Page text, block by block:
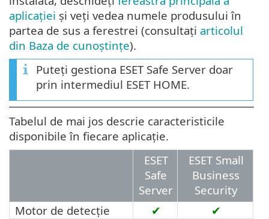
aplicației și veți vedea numele produsului în
partea de sus a ferestrei (consultați articolul
din Baza de cunoștințe).
Puteți gestiona ESET Safe Server doar
prin intermediul ESET HOME.
Tabelul de mai jos descrie caracteristicile
disponibile în fiecare aplicație.
ESET
Safe
Server
ESET Small
Business
Security
Motor de detecție
✔
✔